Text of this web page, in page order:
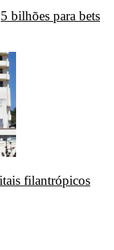
bilhões para bets
filantrópicos